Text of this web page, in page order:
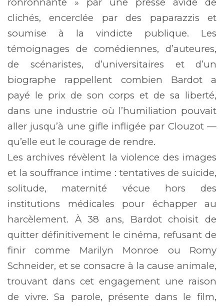
ronronnante » par une presse avide de
clichés, encerclée par des paparazzis et
soumise à la vindicte publique. Les
témoignages de comédiennes, d’auteures,
de scénaristes, d’universitaires et d’un
biographe rappellent combien Bardot a
payé le prix de son corps et de sa liberté,
dans une industrie où l’humiliation pouvait
aller jusqu’à une gifle infligée par Clouzot —
qu’elle eut le courage de rendre.
Les archives révèlent la violence des images
et la souffrance intime : tentatives de suicide,
solitude, maternité vécue hors des
institutions médicales pour échapper au
harcèlement. À 38 ans, Bardot choisit de
quitter définitivement le cinéma, refusant de
finir comme Marilyn Monroe ou Romy
Schneider, et se consacre à la cause animale,
trouvant dans cet engagement une raison
de vivre. Sa parole, présente dans le film,